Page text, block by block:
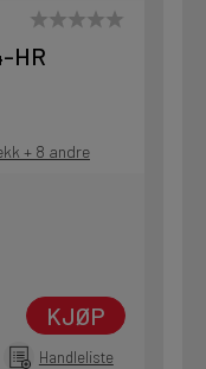
HR
+ 8 andre
KJØP
Handleliste